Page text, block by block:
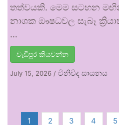
තත්වයකි. මෙම සටහන
නාශක ඖෂධවල සැබෑ
…
වැඩිපුර කියවන්න
July 15, 2026 / විනිවිද සායනය
1 2 3 4 5